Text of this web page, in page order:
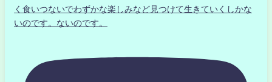
く食いつないでわずかな楽しみなど見つけて生きていくしかな
いのです。ないのです。